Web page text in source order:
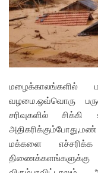
மழைக்காலங்களில்
வழமை.ஒவ்வொரு
சரிவுகளில் சிக்கி
அதிகரிக்கும்போது,மண்
மக்களை